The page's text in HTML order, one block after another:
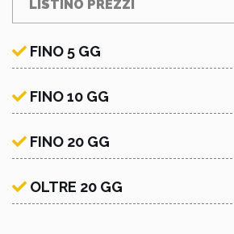
LISTINO PREZZI
FINO 5 GG
FINO 10 GG
FINO 20 GG
OLTRE 20 GG